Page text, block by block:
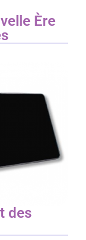
Ère
des